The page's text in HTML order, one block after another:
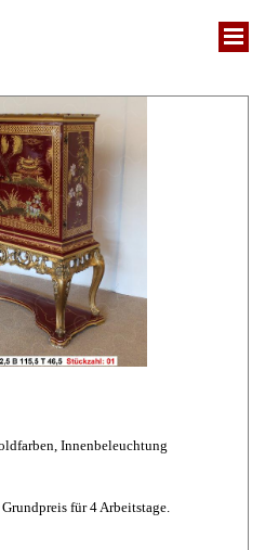
Innenbeleuchtung
für 4 Arbeitstage.